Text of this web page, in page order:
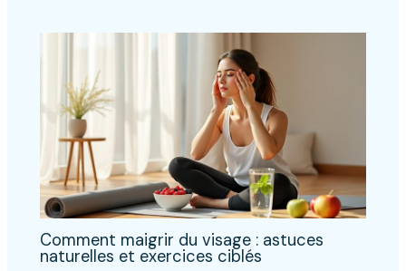
Comment maigrir du visage : astuces
naturelles et exercices ciblés